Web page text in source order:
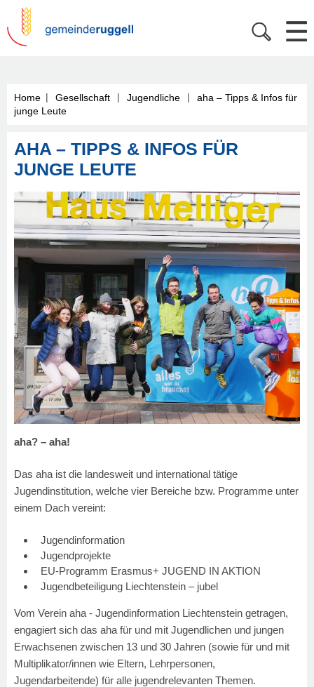
Home | Gesellschaft | Jugendliche |
aha – Tipps & Infos für
junge Leute
AHA – TIPPS & INFOS FÜR
JUNGE LEUTE
aha? – aha!
Das aha ist die landesweit und international tätige
Jugendinstitution, welche vier Bereiche bzw. Programme unter
einem Dach vereint:
Jugendinformation
Jugendprojekte
EU-Programm Erasmus+ JUGEND IN AKTION
Jugendbeteiligung Liechtenstein – jubel
Vom Verein aha - Jugendinformation Liechtenstein getragen,
engagiert sich das aha für und mit Jugendlichen und jungen
Erwachsenen zwischen 13 und 30 Jahren (sowie für und mit
Multiplikator/innen wie Eltern, Lehrpersonen,
Jugendarbeitende) für alle jugendrelevanten Themen.